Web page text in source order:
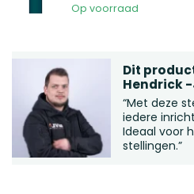
Op voorraad
Dit
Hendrick
“Met deze
iedere
Ideaal voor
stellingen.”